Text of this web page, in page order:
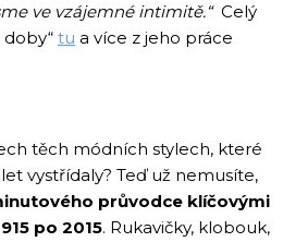
ve vzájemné intimitě.“Celý
tu a více z jeho práce
těch módních stylech, které
vystřídaly? Teď už nemusíte,
průvodce klíčovými
po 2015. Rukavičky, klobouk,